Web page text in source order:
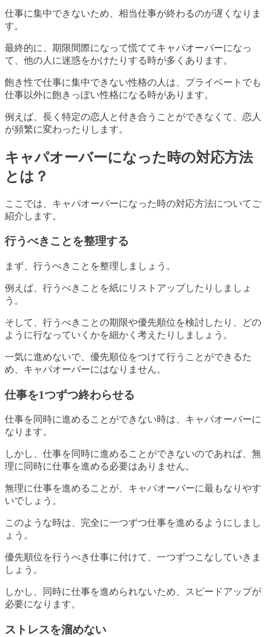
仕事に集中できないため、相当仕事が終わるのが遅くなりま
す。
最終的に、期限間際になって慌ててキャパオーバーになっ
て、他の人に迷惑をかけたりする時が多くあります。
飽き性で仕事に集中できない性格の人は、プライベートでも
仕事以外に飽きっぽい性格になる時があります。
例えば、長く特定の恋人と付き合うことができなくて、恋人
が頻繁に変わったりします。
キャパオーバーになった時の対応方法
とは？
ここでは、キャパオーバーになった時の対応方法についてご
紹介します。
行うべきことを整理する
まず、行うべきことを整理しましょう。
例えば、行うべきことを紙にリストアップしたりしましょ
う。
そして、行うべきことの期限や優先順位を検討したり、どの
ように行なっていくかを細かく考えたりしましょう。
一気に進めないで、優先順位をつけて行うことができるた
め、キャパオーバーにはなりません。
仕事を1つずつ終わらせる
仕事を同時に進めることができない時は、キャパオーバーに
なります。
しかし、仕事を同時に進めることができないのであれば、無
理に同時に仕事を進める必要はありません。
無理に仕事を進めることが、キャパオーバーに最もなりやす
いでしょう。
このような時は、完全に一つずつ仕事を進めるようにしまし
ょう。
優先順位を行うべき仕事に付けて、一つずつこなしていきま
しょう。
しかし、同時に仕事を進められないため、スピードアップが
必要になります。
ストレスを溜めない